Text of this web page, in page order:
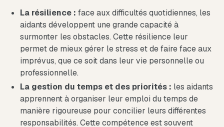
La résilience : face aux difficultés quotidiennes, les
aidants développent une grande capacité à
surmonter les obstacles. Cette résilience leur
permet de mieux gérer le stress et de faire face aux
imprévus, que ce soit dans leur vie personnelle ou
professionnelle.
La gestion du temps et des priorités : les aidants
apprennent à organiser leur emploi du temps de
manière rigoureuse pour concilier leurs différentes
responsabilités. Cette compétence est souvent